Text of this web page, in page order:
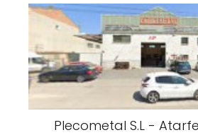
Plecometal S.L -